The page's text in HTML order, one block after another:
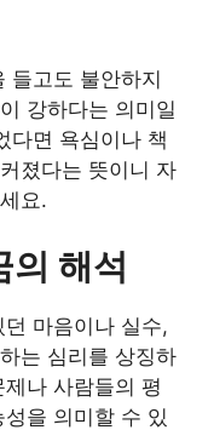
들고도 불안하지
강하다는 의미일
다면 욕심이나 책
졌다는 뜻이니 자
요.
의 해석
마음이나 실수,
는 심리를 상징하
나 사람들의 평
을 의미할 수 있